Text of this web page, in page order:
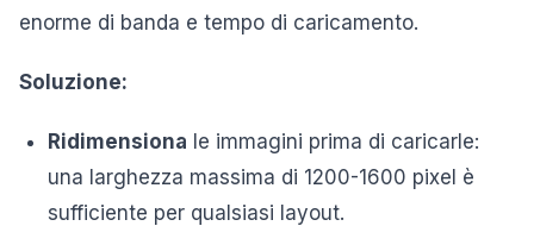
enorme di banda e tempo di caricamento.
Soluzione:
Ridimensiona le immagini prima di caricarle:
una larghezza massima di 1200-1600 pixel è
sufficiente per qualsiasi layout.